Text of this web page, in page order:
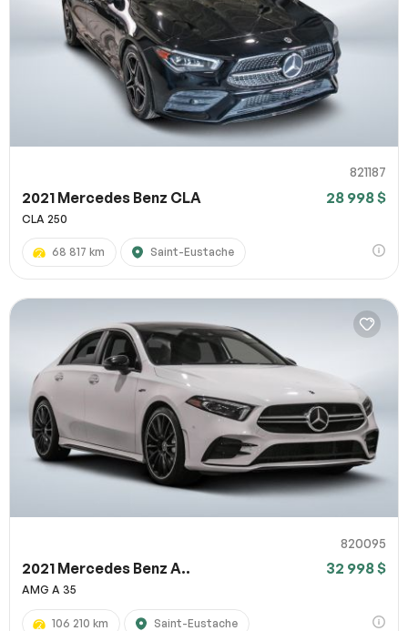
821187
2021 Mercedes Benz CLA 28 998 $
CLA 250
68 817 km Saint-Eustache
820095
2021 Mercedes Benz A.. 32 998 $
AMG A 35
106 210 km Saint-Eustache